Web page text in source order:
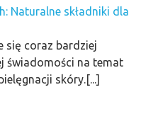
Naturalne składniki dla
się coraz bardziej
świadomości na temat
skóry.[...]